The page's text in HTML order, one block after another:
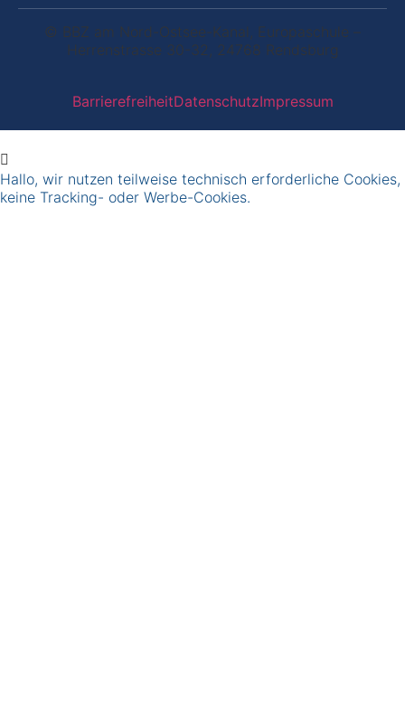
© BBZ am Nord-Ostsee-Kanal, Europaschule –
Herrenstrasse 30-32, 24768 Rendsburg
BarrierefreiheitDatenschutzImpressum
Hallo, wir nutzen teilweise technisch erforderliche Cookies,
keine Tracking- oder Werbe-Cookies.